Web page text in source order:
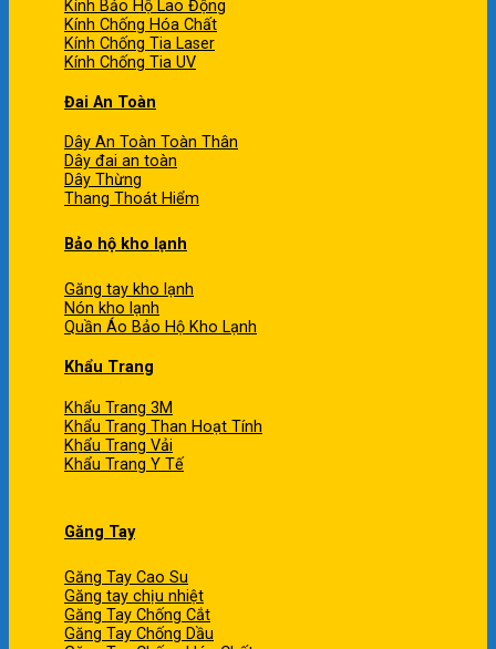
Kính Bảo Hộ Lao Động
Kính Chống Hóa Chất
Kính Chống Tia Laser
Kính Chống Tia UV
Đai An Toàn
Dây An Toàn Toàn Thân
Dây đai an toàn
Dây Thừng
Thang Thoát Hiểm
Bảo hộ kho lạnh
Găng tay kho lạnh
Nón kho lạnh
Quần Áo Bảo Hộ Kho Lạnh
Khẩu Trang
Khẩu Trang 3M
Khẩu Trang Than Hoạt Tính
Khẩu Trang Vải
Khẩu Trang Y Tế
Găng Tay
Găng Tay Cao Su
Găng tay chịu nhiệt
Găng Tay Chống Cắt
Găng Tay Chống Dầu